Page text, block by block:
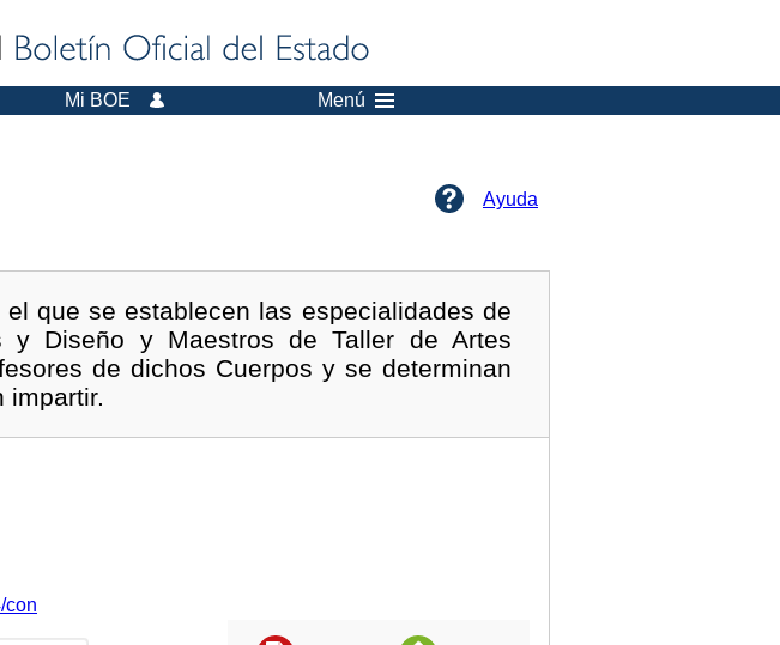
Mi BOE Menú
Ayuda
que se establecen las especialidades de
y Diseño y Maestros de Taller de Artes
de dichos Cuerpos y se determinan
impartir.
con